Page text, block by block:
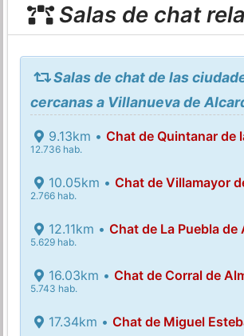
Salas de chat
Salas de chat de las
cercanas a Villanueva de
9.13km • Chat de Quintanar de
12.736 hab.
10.05km • Chat de Villamayor
2.766 hab.
12.11km • Chat de La Puebla de
5.629 hab.
16.03km • Chat de Corral de
5.743 hab.
17.34km • Chat de Miguel